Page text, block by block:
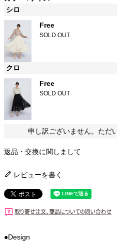
シロ
Free
SOLD OUT
クロ
Free
SOLD OUT
申し訳ございません。ただ
返品・交換に関しまして
レビューを書く
●Design